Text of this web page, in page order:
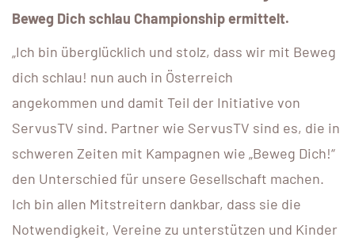
Beweg Dich schlau Championship ermittelt.
„Ich bin überglücklich und stolz, dass wir mit Beweg
dich schlau! nun auch in Österreich
angekommen und damit Teil der Initiative von
ServusTV sind. Partner wie ServusTV sind es, die in
schweren Zeiten mit Kampagnen wie „Beweg Dich!“
den Unterschied für unsere Gesellschaft machen.
Ich bin allen Mitstreitern dankbar, dass sie die
Notwendigkeit, Vereine zu unterstützen und Kinder